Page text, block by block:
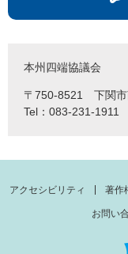
本州四端協議会
〒750-8521 下関市
Tel：083-231-
アクセシビリティ 著作
お問い